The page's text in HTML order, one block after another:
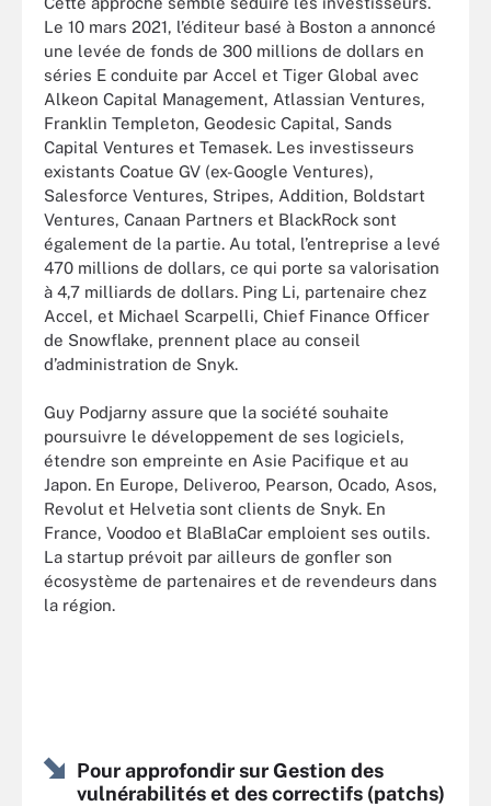
Le 10 mars 2021, l’éditeur basé à Boston a annoncé
une levée de fonds de 300 millions de dollars en
séries E conduite par Accel et Tiger Global avec
Alkeon Capital Management, Atlassian Ventures,
Franklin Templeton, Geodesic Capital, Sands
Capital Ventures et Temasek. Les investisseurs
existants Coatue GV (ex-Google Ventures),
Salesforce Ventures, Stripes, Addition, Boldstart
Ventures, Canaan Partners et BlackRock sont
également de la partie. Au total, l’entreprise a levé
470 millions de dollars, ce qui porte sa valorisation
à 4,7 milliards de dollars. Ping Li, partenaire chez
Accel, et Michael Scarpelli, Chief Finance Officer
de Snowflake, prennent place au conseil
d’administration de Snyk.
Guy Podjarny assure que la société souhaite
poursuivre le développement de ses logiciels,
étendre son empreinte en Asie Pacifique et au
Japon. En Europe, Deliveroo, Pearson, Ocado, Asos,
Revolut et Helvetia sont clients de Snyk. En
France, Voodoo et BlaBlaCar emploient ses outils.
La startup prévoit par ailleurs de gonfler son
écosystème de partenaires et de revendeurs dans
la région.
Pour approfondir sur Gestion des
vulnérabilités et des correctifs (patchs)